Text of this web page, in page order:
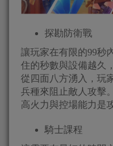
探勘防衛戰
讓玩家在有限的99秒
住的秒數與設備越久
從四面八方湧入，玩
兵種來阻止敵人攻擊
高火力與控場能力是
騎士課程